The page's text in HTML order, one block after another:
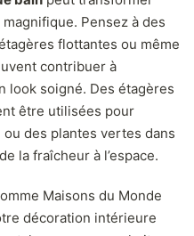
Pensez à des
flottantes ou même
contribuer à
look soigné. Des étagères
être utilisées pour
des plantes vertes dans
la fraîcheur à l’espace.
Maisons du Monde
décoration intérieure